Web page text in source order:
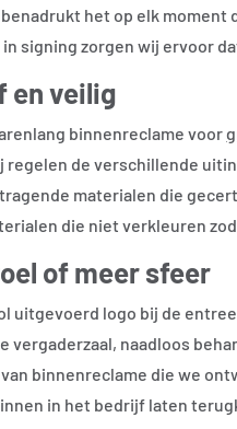
het op elk moment
signing zorgen wij ervoor
en veilig
binnenreclame voor
de verschillende
materialen die
die niet verkleuren
of meer sfeer
uitgevoerd logo bij de
vergaderzaal, naadloos
binnenreclame die we
in het bedrijf laten